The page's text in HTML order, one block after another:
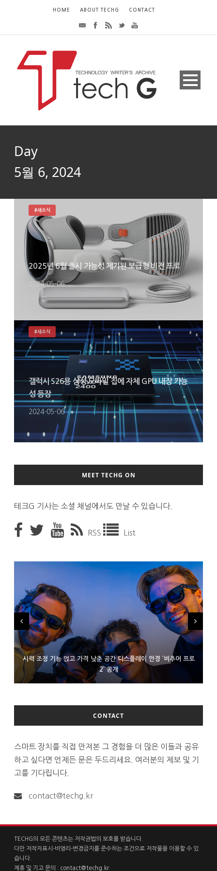
HOME ABOUT TECHG CONTACT
Day
5월 6, 2024
2025년 6월 출시 가능성 제기된 보급형 비전 프로
2024-05-06
#새소식
갤럭시 S26용 삼성 모바일 칩에 자체 GPU 내장 가능
성 등장
2024-05-06
#새소식
MEET TECHG ON
테크G 기사는 소셜 채널에서도 만날 수 있습니다.
RSS List
시력 조정 기능 얹고 가격 낮춘 공간 디스플레이 안경 ‘비추어 프로
2’ 공개
D램 부족에 10억달러어치 아이폰18 프로세서 패키징 대기 중
300~400달러 반지형 스피커 준비하는 오픈AI
CONTACT
스마트 장치를 직접 만져본 그 경험을 더 많은 이들과 공유
하고 싶다면 언제든 문은 두드리세요. 여러분의 제보 및 기
고를 기다립니다.
contact@techg.kr
TECHG의 모든 콘텐츠는 저작권법의 보호를 받습니다.
다만 저작자표시-비영리-변경금지를 준수하는 조건으로 저작물을 이용할 수 있
습니다.
제휴 및 기고 문의 : contact@techg.kr